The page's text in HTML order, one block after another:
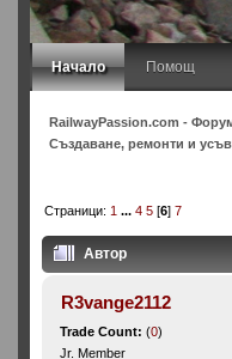
Начало Помощ
RailwayPassion.com -
Създаване, ремонти и
Страници: 1 ... 4 5[6] 7
Автор
R3vange2112
Trade Count:(0)
Jr. Member